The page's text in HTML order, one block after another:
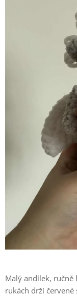
Malý andílek, ručně
rukách drží